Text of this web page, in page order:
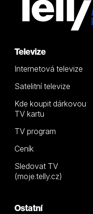
Televize
Internetová televize
Satelitní televize
Kde koupit dárkovou
TV kartu
TV program
Ceník
Sledovat TV
(moje.telly.cz)
Ostatní